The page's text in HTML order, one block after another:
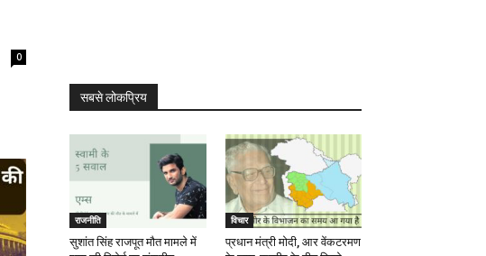
0
सबसे लोकप्रिय
राजनीति
सुशांत सिंह राजपूत मौत मामले में
विचार
प्रधान मंत्री मोदी, आर वेंकटरमण